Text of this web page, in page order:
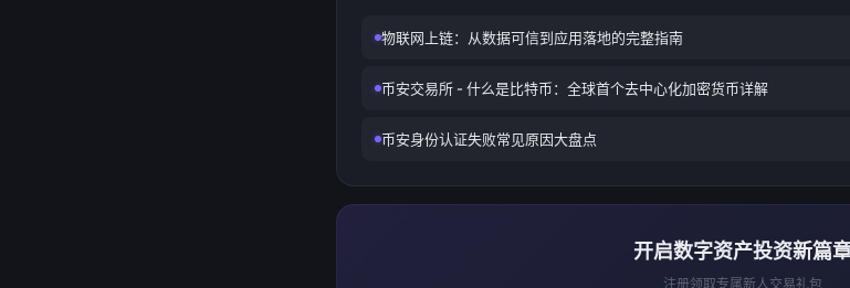
物联网上链：从数据可信到应用落地的完整指南
币安交易所 - 什么是比特币：全球首个去中心化加密货币详解
币安身份认证失败常见原因大盘点
开启数字资产投资新篇
注册领取专属新人交易礼包